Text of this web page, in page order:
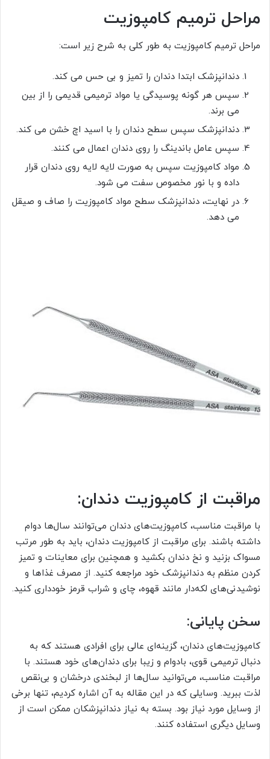
مراحل ترمیم کامپوزیت
مراحل ترمیم کامپوزیت به طور کلی به شرح زیر است:
دندانپزشک ابتدا دندان را تمیز و بی حس می کند.
سپس هر گونه پوسیدگی یا مواد ترمیمی قدیمی را از بین
می برند.
دندانپزشک سپس سطح دندان را با اسید اچ خشن می کند.
سپس عامل باندینگ را روی دندان اعمال می کنند.
مواد کامپوزیت سپس به صورت لایه لایه روی دندان قرار
داده و با نور مخصوص سفت می شود.
در نهایت، دندانپزشک سطح مواد کامپوزیت را صاف و صیقل
می دهد.
مراقبت از کامپوزیت دندان:
با مراقبت مناسب، کامپوزیت‌های دندان می‌توانند سال‌ها دوام
داشته باشند. برای مراقبت از کامپوزیت دندان، باید به طور مرتب
مسواک بزنید و نخ دندان بکشید و همچنین برای معاینات و تمیز
کردن منظم به دندانپزشک خود مراجعه کنید. از مصرف غذاها و
نوشیدنی‌های لکه‌دار مانند قهوه، چای و شراب قرمز خودداری کنید.
سخن پایانی:
کامپوزیت‌های دندان، گزینه‌ای عالی برای افرادی هستند که به
دنبال ترمیمی قوی، بادوام و زیبا برای دندان‌های خود هستند. با
مراقبت مناسب، می‌توانید سال‌ها از لبخندی درخشان و بی‌نقص
لذت ببرید. وسایلی که در این مقاله به آن اشاره کردیم، تنها برخی
از وسایل مورد نیاز بود. بسته به نیاز دندانپزشکان ممکن است از
وسایل دیگری استفاده کنند.